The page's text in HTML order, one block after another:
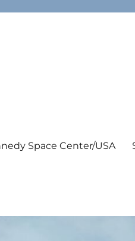
Space Center/USA